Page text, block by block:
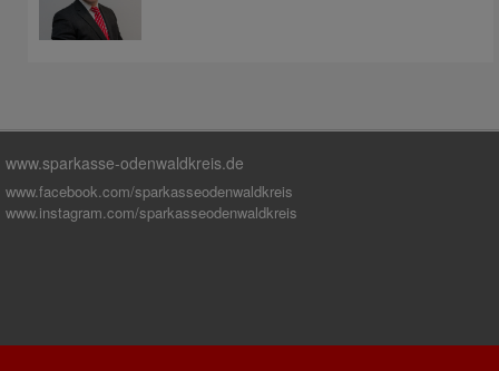
www.sparkasse-odenwaldkreis.de
www.facebook.com/sparkasseodenwaldkreis
www.instagram.com/sparkasseodenwaldkreis